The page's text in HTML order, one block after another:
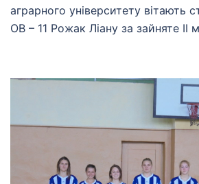
аграрного університету вітають
ОВ – 11 Рожак Ліану за зайняте II